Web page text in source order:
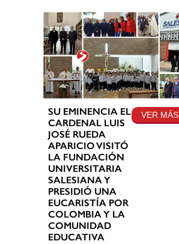
SU EMINENCIA EL
CARDENAL LUIS
JOSÉ RUEDA
APARICIO VISITÓ
LA FUNDACIÓN
UNIVERSITARIA
SALESIANA Y
PRESIDIÓ UNA
EUCARISTÍA POR
COLOMBIA Y LA
COMUNIDAD
EDUCATIVA
VER MÁS